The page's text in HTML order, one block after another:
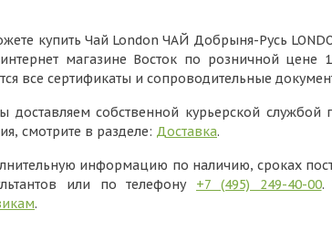
купить Чай London ЧАЙ Добрыня-Русь
магазине Восток по розничной
все сертификаты и сопроводительные
доставляем собственной курьерской
смотрите в разделе: Доставка.
информацию по наличию, сроках
или по телефону +7 (495) 249-40-00.
.